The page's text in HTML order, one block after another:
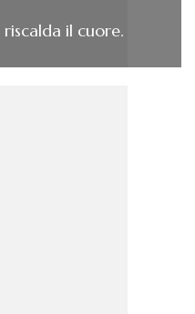
il cuore.